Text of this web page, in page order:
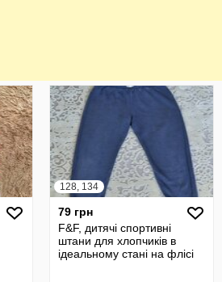
128, 134
79 грн
F&F, дитячі спортивні
штани для хлопчиків в
ідеальному стані на флісі